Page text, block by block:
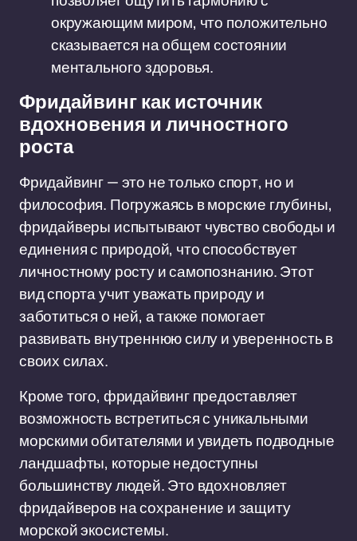
окружающим миром, что положительно
сказывается на общем состоянии
ментального здоровья.
Фридайвинг как источник
вдохновения и личностного
роста
Фридайвинг — это не только спорт, но и
философия. Погружаясь в морские глубины,
фридайверы испытывают чувство свободы и
единения с природой, что способствует
личностному росту и самопознанию. Этот
вид спорта учит уважать природу и
заботиться о ней, а также помогает
развивать внутреннюю силу и уверенность в
своих силах.
Кроме того, фридайвинг предоставляет
возможность встретиться с уникальными
морскими обитателями и увидеть подводные
ландшафты, которые недоступны
большинству людей. Это вдохновляет
фридайверов на сохранение и защиту
морской экосистемы.